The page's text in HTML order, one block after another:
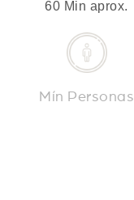
60 Min aprox.
Mín Personas